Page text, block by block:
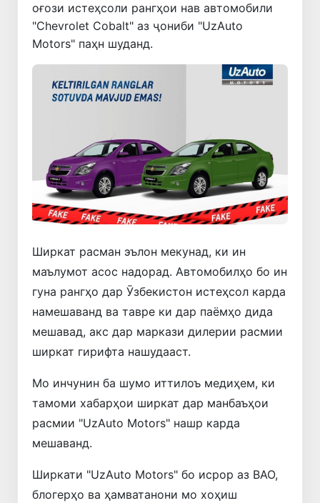
оғози истеҳсоли рангҳои нав автомобили
"Chevrolet Cobalt" аз ҷониби "UzAuto
Motors" паҳн шуданд.
Ширкат расман эълон мекунад, ки ин
маълумот асос надорад. Автомобилҳо бо ин
гуна рангҳо дар Ӯзбекистон истеҳсол карда
намешаванд ва тавре ки дар паёмҳо дида
мешавад, акс дар маркази дилерии расмии
ширкат гирифта нашудааст.
Мо инчунин ба шумо иттилоъ медиҳем, ки
тамоми хабарҳои ширкат дар манбаъҳои
расмии "UzAuto Motors" нашр карда
мешаванд.
Ширкати "UzAuto Motors" бо исрор аз ВАО,
блогерҳо ва ҳамватанони мо хоҳиш